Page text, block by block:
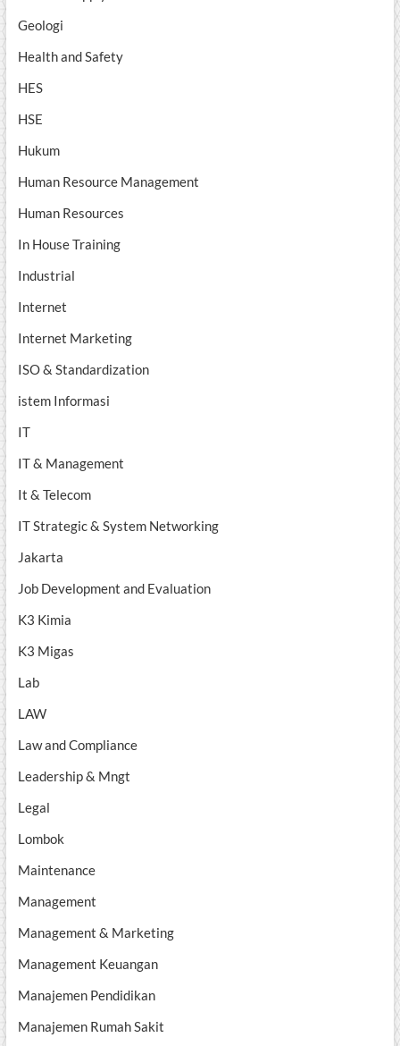
Geologi
Health and Safety
HES
HSE
Hukum
Human Resource Management
Human Resources
In House Training
Industrial
Internet
Internet Marketing
ISO & Standardization
istem Informasi
IT
IT & Management
It & Telecom
IT Strategic & System Networking
Jakarta
Job Development and Evaluation
K3 Kimia
K3 Migas
Lab
LAW
Law and Compliance
Leadership & Mngt
Legal
Lombok
Maintenance
Management
Management & Marketing
Management Keuangan
Manajemen Pendidikan
Manajemen Rumah Sakit